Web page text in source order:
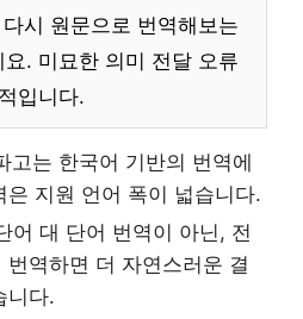
시 원문으로 번역해보는
. 미묘한 의미 전달 오류
입니다.
고는 한국어 기반의 번역에
은 지원 언어 폭이 넓습니다.
어 대 단어 번역이 아닌, 전
역하면 더 자연스러운 결
니다.